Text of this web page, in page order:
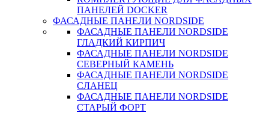
ПАНЕЛЕЙ DOCKER
ФАСАДНЫЕ ПАНЕЛИ NORDSIDE
ФАСАДНЫЕ ПАНЕЛИ NORDSIDE
ГЛАДКИЙ КИРПИЧ
ФАСАДНЫЕ ПАНЕЛИ NORDSIDE
СЕВЕРНЫЙ КАМЕНЬ
ФАСАДНЫЕ ПАНЕЛИ NORDSIDE
СЛАНЕЦ
ФАСАДНЫЕ ПАНЕЛИ NORDSIDE
СТАРЫЙ ФОРТ